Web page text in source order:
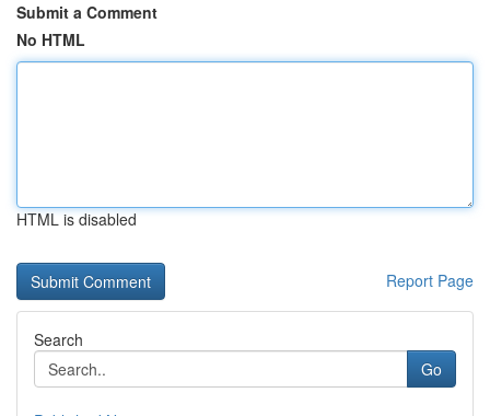
Submit a Comment
No HTML
HTML is disabled
Report Page
Search
Go